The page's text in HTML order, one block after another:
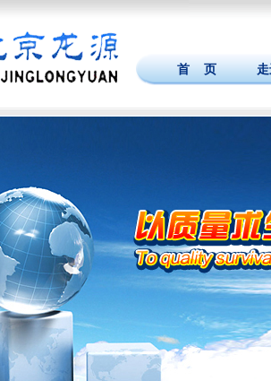
首 页